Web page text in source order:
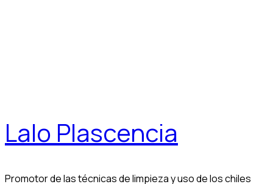
Lalo Plascencia
Promotor de las técnicas de limpieza y uso de los chiles